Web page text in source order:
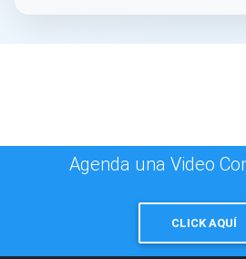
Agenda una Video
CLICK AQUÍ